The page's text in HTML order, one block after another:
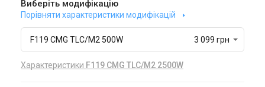
Виберіть модифікацію
Порівняти характеристики модифікацій
F119 CMG TLC/M2 500W 3 099 грн
Характеристики F119 CМG TLC/M2 2500W